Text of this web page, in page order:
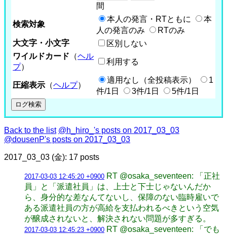
間
検索対象
本人の発言・RTともに
本
人の発言のみ
RTのみ
大文字・小文字
区別しない
ワイルドカード （ヘル
プ）
利用する
圧縮表示 （ヘルプ）
適用なし（全投稿表示）
1
件/1日
3件/1日 5件/1日
Back to the list @h_hiro_'s posts on 2017_03_03
@dousenP's posts on 2017_03_03
2017_03_03 (金): 17 posts
2017-03-03 12:45:20 +0900 RT @osaka_seventeen: 「正社
員」と「派遣社員」は、上士と下士じゃないんだか
ら、身分的な差なんてないし、保障のない臨時雇いで
ある派遣社員の方が高給を支払われるべきという空気
が醸成されないと、解決されない問題が多すぎる。
2017-03-03 12:45:23 +0900 RT @osaka_seventeen: 「でも